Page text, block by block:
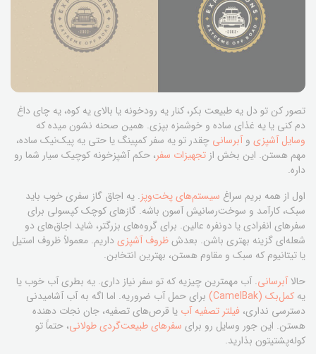
تصور کن تو دل یه طبیعت بکر، کنار یه رودخونه یا بالای یه کوه، یه چای داغ
دم کنی یا یه غذای ساده و خوشمزه بپزی. همین صحنه نشون میده که
وسایل آشپزی وآبرسانی چقدر تو یه سفر کمپینگ یا حتی یه پیک‌نیک ساده،
مهم هستن. این بخش از تجهیزات سفر، حکم آشپزخونه کوچیک سیار شما رو
داره.
اول از همه بریم سراغ سیستم‌های پخت‌وپز. یه اجاق گاز سفری خوب باید
سبک، کارآمد و سوخت‌رسانیش آسون باشه. گازهای کوچک کپسولی برای
سفرهای انفرادی یا دونفره عالین. برای گروه‌های بزرگتر، شاید اجاق‌های دو
شعله‌ای گزینه بهتری باشن. بعدشظروف آشپزی داریم. معمولاً ظروف استیل
یا تیتانیوم که سبک و مقاوم هستن، بهترین انتخابن.
حالاآبرسانی. آب مهمترین چیزیه که تو سفر نیاز داری. یه بطری آب خوب یا
یه کمل‌بک (CamelBak)
برای حمل آب ضروریه. اما اگه به آب آشامیدنی
دسترسی نداری، فیلتر تصفیه آب یا قرص‌های تصفیه، جان نجات دهنده
هستن. این جور وسایل رو برای سفرهای طبیعت‌گردی طولانی، حتماً تو
کوله‌پشتیتون بذارید.